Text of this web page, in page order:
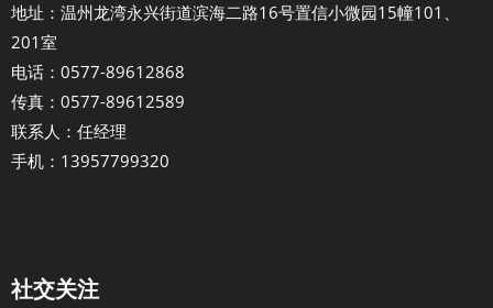
地址：温州龙湾永兴街道滨海二路16号置信小微园15幢101、
201室
电话：0577-89612868
传真：0577-89612589
联系人：任经理
手机：13957799320
社交关注